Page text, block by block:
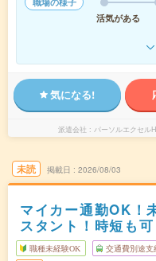
活気がある
気になる!
派遣会社 パーソルエクセル
未読 掲載日 2026/08/03
マイカー通勤OK！
スタント！時短も可
職種未経験OK 交通費別途支